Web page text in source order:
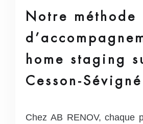
Notre méthode
home staging
Cesson-Sévigné
Chez AB RENOV, chaque